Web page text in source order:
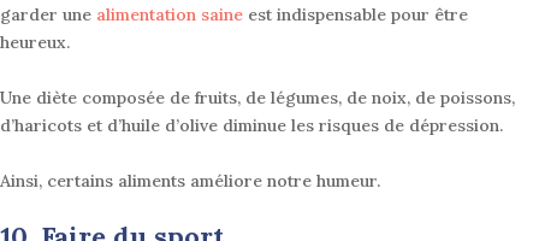
garder une alimentation saine est indispensable pour être
heureux.
Une diète composée de fruits, de légumes, de noix, de poissons,
d’haricots et d’huile d’olive diminue les risques de dépression.
Ainsi, certains aliments améliore notre humeur.